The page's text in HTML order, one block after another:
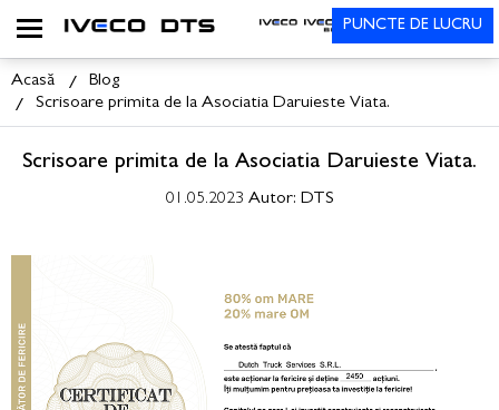
PUNCTE DE LUCRU
Acasă
Blog
Scrisoare primita de la Asociatia Daruieste Viata.
Scrisoare primita de la Asociatia Daruieste Viata.
01.05.2023 Autor: DTS